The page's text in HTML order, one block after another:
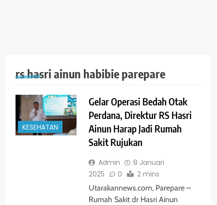
rs hasri ainun habibie parepare
KESEHATAN
Gelar Operasi Bedah Otak
Perdana, Direktur RS Hasri
Ainun Harap Jadi Rumah
Sakit Rujukan
Admin
8 Januari
2025
0 2 mins
Utarakannews.com, Parepare –
Rumah Sakit dr Hasri Ainun